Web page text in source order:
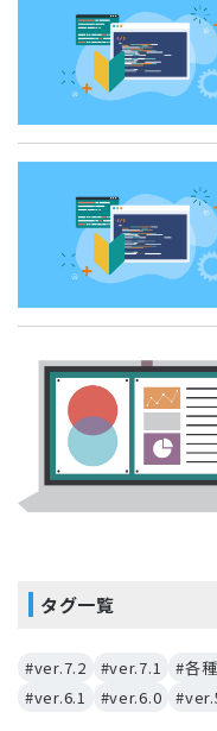
タグ一覧
#ver.7.2 #ver.7.1 #各
#ver.6.1
#ver.6.0